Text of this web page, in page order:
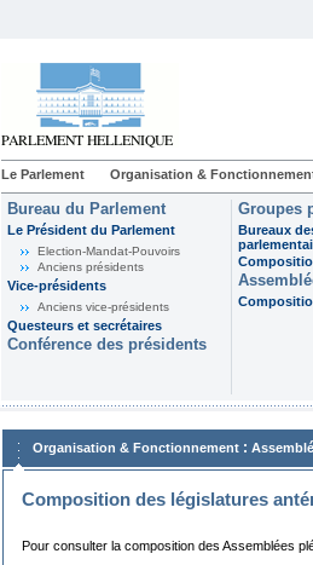
Le Parlement Organisation &
Bureau du Parlement
Le Président du Parlement
Election-Mandat-Pouvoirs
Anciens présidents
Vice-présidents
Anciens vice-présidents
Questeurs et secrétaires
Conférence des présidents
Groupes
Bureaux
Organisation & Fonctionnement :
Composition des législatures
Pour consulter la composition des Assemblées